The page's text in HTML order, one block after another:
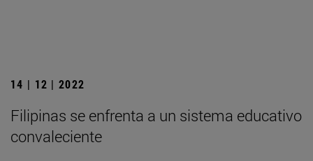
14 | 12 | 2022
Filipinas se enfrenta a un sistema educativo
convaleciente